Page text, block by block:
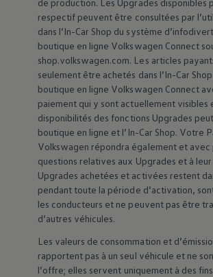
intelligente
respectif peuvent être consultées par
dans l’In-Car Shop du système
boutique en ligne Volkswagen Connect
shop.volkswagen.com. Les articles
seulement être achetés dans l’In-Car
boutique en ligne Volkswagen Connect
paiement qui y sont actuellement visibles
disponibilités des fonctions Upgrades
boutique en ligne et l’In-Car Shop. Votre
Volkswagen répondra également et avec
questions relatives aux Upgrades et à
Upgrades achetées et activées restent
pendant toute la période d’activation,
les conducteurs et ne peuvent pas être
d’autres véhicules.
Les valeurs de consommation et
rapportent pas à un seul véhicule et ne
l’offre; elles servent uniquement à des